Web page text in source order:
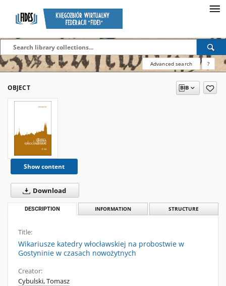
Advanced search ?
OBJECT
Show content
Download
DESCRIPTION INFORMATION STRUCTURE
Title:
Wikariusze katedry włocławskiej na probostwie w
Gostyninie w czasach nowożytnych
Creator:
Cybulski, Tomasz